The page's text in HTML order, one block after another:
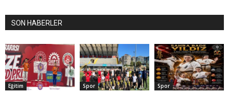
SON HABERLER
Eğitim Spor Spor